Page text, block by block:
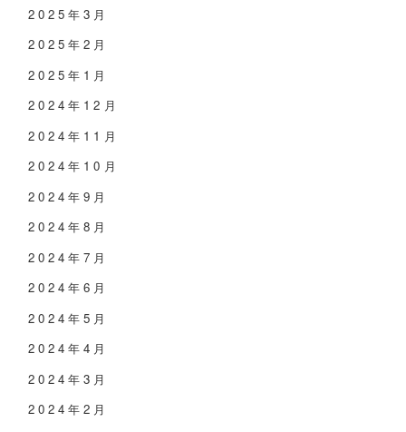
2025年3月
2025年2月
2025年1月
2024年12月
2024年11月
2024年10月
2024年9月
2024年8月
2024年7月
2024年6月
2024年5月
2024年4月
2024年3月
2024年2月